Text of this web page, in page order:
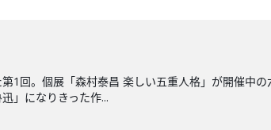
1回。個展「森村泰昌 楽しい五重人格」が開催中
」になりきった作...